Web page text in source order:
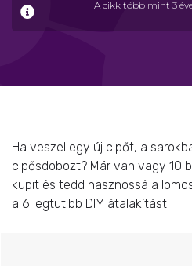
A cikk több mint 3
Ha veszel egy új cipőt, a
cipősdobozt? Már van vagy 10
kupit és tedd hasznossá a
a 6 legtutibb DIY átalakítást.